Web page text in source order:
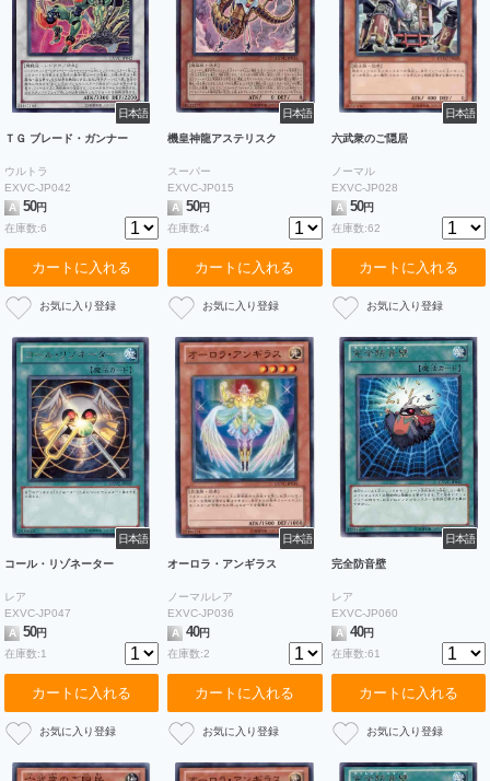
日本語
ＴＧ ブレード・ガンナー
ウルトラ
EXVC-JP042
A
50円
在庫数:6
カートに入れる
日本語
機皇神龍アステリスク
スーパー
EXVC-JP015
A
50円
在庫数:4
カートに入れる
日本語
六武衆のご隠居
ノーマル
EXVC-JP028
A 50円
在庫数:62
カートに入れる
日本語
コール・リゾネーター
レア
EXVC-JP047
A
50円
在庫数:1
カートに入れる
日本語
オーロラ・アンギラス
ノーマルレア
EXVC-JP036
A
40円
在庫数:2
カートに入れる
日本語
完全防音壁
レア
EXVC-JP060
A 40円
在庫数:61
カートに入れる